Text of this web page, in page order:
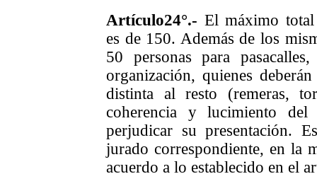
Artículo24°.- El máximo total
es de 150. Además de los
50 personas para
organización, quienes
distinta al resto (remeras,
coherencia y lucimiento
perjudicar su presentación.
jurado correspondiente, en la
acuerdo a lo establecido en el